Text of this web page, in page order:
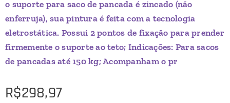
o suporte para saco de pancada é zincado (não
enferruja), sua pintura é feita com a tecnologia
eletrostática. Possui 2 pontos de fixação para prender
firmemente o suporte ao teto; Indicações: Para sacos
de pancadas até 150 kg; Acompanham o pr
R$298,97